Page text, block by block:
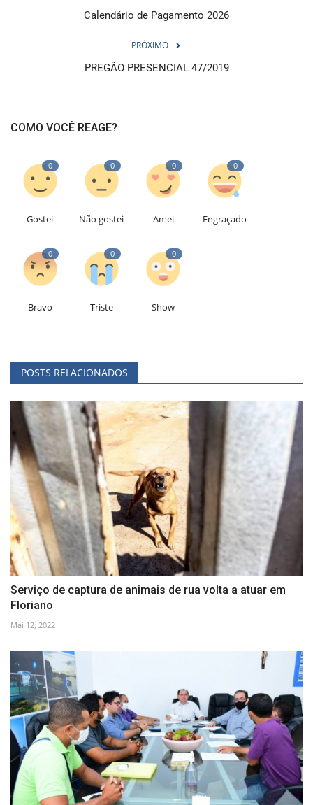
Calendário de Pagamento 2026
PRÓXIMO
PREGÃO PRESENCIAL 47/2019
COMO VOCÊ REAGE?
0
Gostei
0
Não gostei
0
Amei
0
Engraçado
0
Bravo
0
Triste
0
Show
POSTS RELACIONADOS
Serviço de captura de animais de rua volta a atuar em
Floriano
Mai 12, 2022